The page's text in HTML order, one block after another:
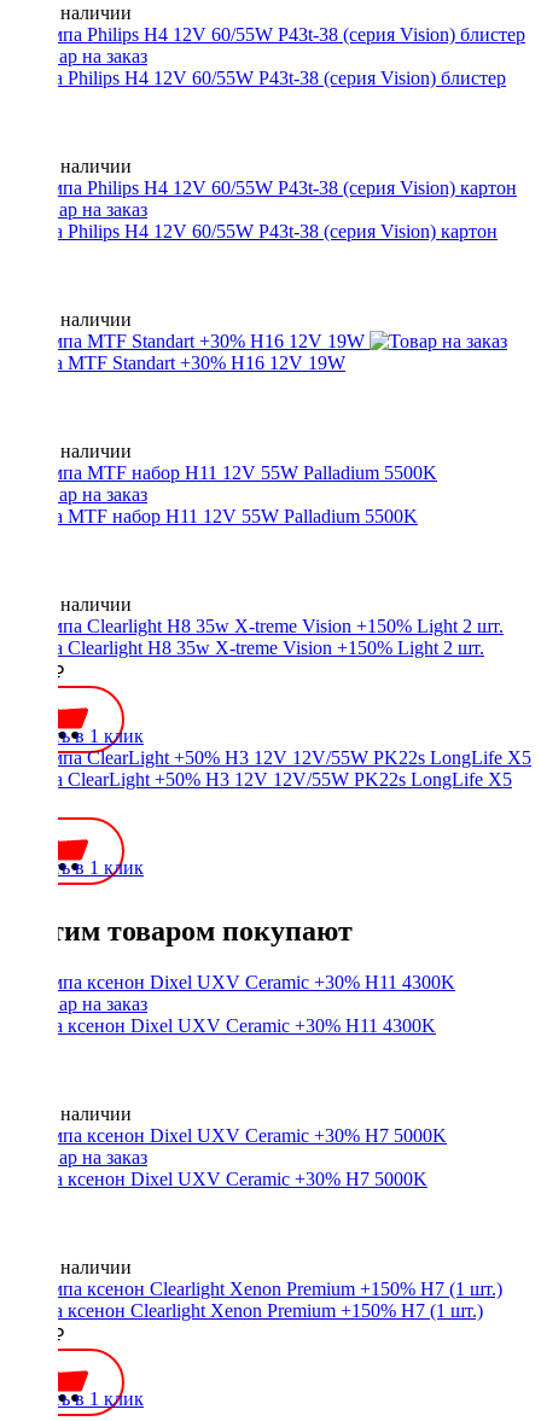
Нет в наличии
Лампа Philips H4 12V 60/55W P43t-38 (серия Vision) блистер
Нет в наличии
Лампа Philips H4 12V 60/55W P43t-38 (серия Vision) картон
Нет в наличии
Лампа MTF Standart +30% H16 12V 19W
Нет в наличии
Лампа MTF набор H11 12V 55W Palladium 5500K
Нет в наличии
Лампа Clearlight H8 35w X-treme Vision +150% Light 2 шт.
1300 ₽
Купить в 1 клик
Лампа ClearLight +50% H3 12V 12V/55W PK22s LongLife X5
Купить в 1 клик
С этим товаром покупают
Лампа ксенон Dixel UXV Ceramic +30% H11 4300K
Нет в наличии
Лампа ксенон Dixel UXV Ceramic +30% H7 5000K
Нет в наличии
Лампа ксенон Clearlight Xenon Premium +150% H7 (1 шт.)
1200 ₽
Купить в 1 клик